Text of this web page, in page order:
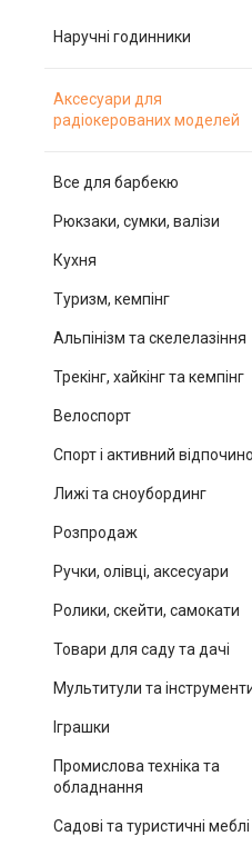
Наручні годинники
Аксесуари для
радіокерованих моделей
Все для барбекю
Рюкзаки, сумки, валізи
Кухня
Туризм, кемпінг
Альпінізм та скелелазіння
Трекінг, хайкінг та кемпінг
Велоспорт
Спорт і активний
Лижі та сноубординг
Розпродаж
Ручки, олівці, аксесуари
Ролики, скейти, самокати
Товари для саду та дачі
Мультитули та
Іграшки
Промислова техніка та
обладнання
Садові та туристичні меблі